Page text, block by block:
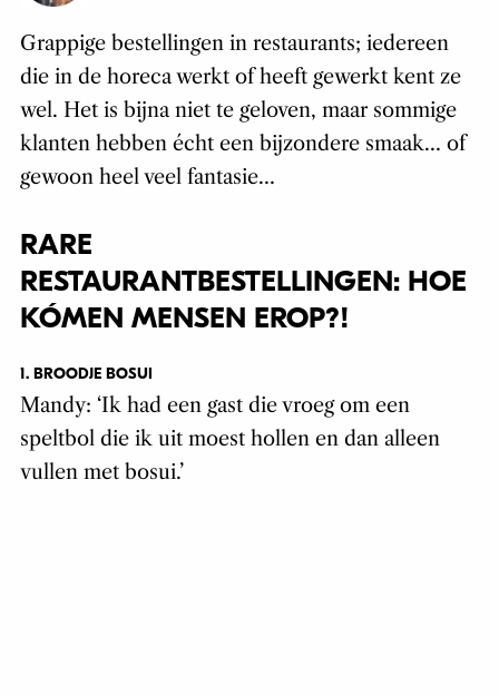
Grappige bestellingen in restaurants; iedereen
die in de horeca werkt of heeft gewerkt kent ze
wel. Het is bijna niet te geloven, maar sommige
klanten hebben écht een bijzondere smaak… of
gewoon heel veel fantasie…
RARE
RESTAURANTBESTELLINGEN: HOE
KÓMEN MENSEN EROP?!
1. BROODJE BOSUI
Mandy: ‘Ik had een gast die vroeg om een
speltbol die ik uit moest hollen en dan alleen
vullen met bosui.’